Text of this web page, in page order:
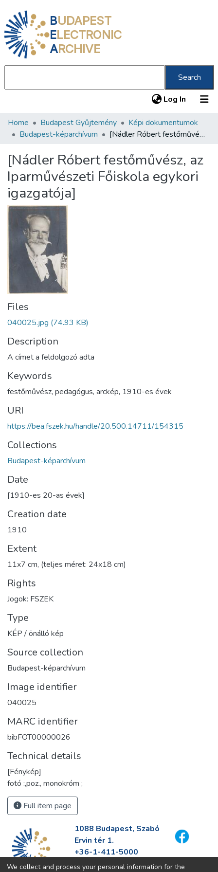
BUDAPEST
ELECTRONIC
ARCHIVE
Search
Log In (current)
Communities & Collections
Statistics
About us
Home Budapest Gyűjtemény
Képi dokumentumok
Budapest-képarchívum
[Nádler Róbert festőművész, az Iparművészeti Főiskola egykori igazgatója]
[Nádler Róbert festőművész, az
Iparművészeti Főiskola egykori
igazgatója]
Files
040025.jpg (74.93 KB)
Description
A címet a feldolgozó adta
Keywords
festőművész, pedagógus, arckép, 1910-es évek
URI
https://bea.fszek.hu/handle/20.500.14711/154315
Collections
Budapest-képarchívum
Date
[1910-es 20-as évek]
Creation date
1910
Extent
11x7 cm, (teljes méret: 24x18 cm)
Rights
Jogok: FSZEK
Type
KÉP / önálló kép
Source collection
Budapest-képarchívum
Image identifier
040025
MARC identifier
bibFOT00000026
Technical details
[Fénykép]
fotó :,poz., monokróm ;
Full item page
1088 Budapest, Szabó
Ervin tér 1.
+36-1-411-5000
info@fszek.hu
We collect and process your personal information for the